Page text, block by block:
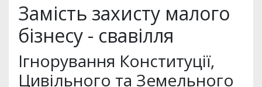
Замість захисту малого
бізнесу - свавілля
Ігнорування Конституції,
Цивільного та Земельного